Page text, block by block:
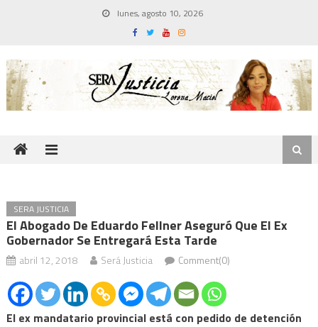
lunes, agosto 10, 2026
SERA JUSTICIA
El Abogado De Eduardo Fellner Aseguró Que El Ex
Gobernador Se Entregará Esta Tarde
abril 12, 2018 Será Justicia Comment(0)
El ex mandatario provincial está con pedido de detención